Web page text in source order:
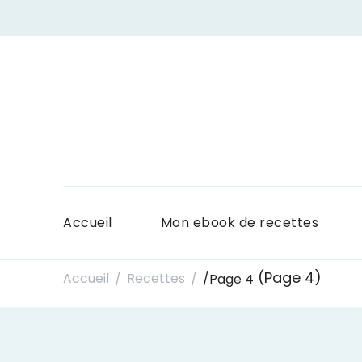
Accueil Mon ebook de recettes
Accueil / Recettes / /Page 4 (Page 4)